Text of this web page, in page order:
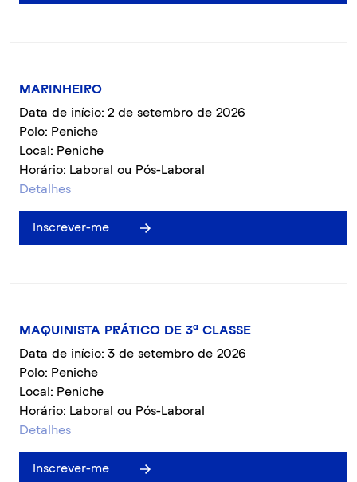
MARINHEIRO
Data de início: 2 de setembro de 2026
Polo: Peniche
Local: Peniche
Horário: Laboral ou Pós-Laboral
Detalhes
Inscrever-me
MAQUINISTA PRÁTICO DE 3ª CLASSE
Data de início: 3 de setembro de 2026
Polo: Peniche
Local: Peniche
Horário: Laboral ou Pós-Laboral
Detalhes
Inscrever-me